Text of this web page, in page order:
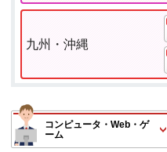
九州・沖縄
コンピュータ・Web・ゲ
ーム